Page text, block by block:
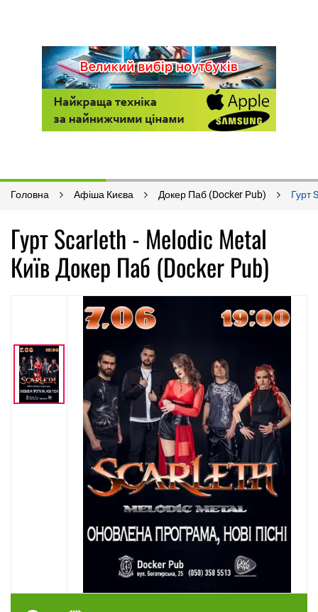
Головна Афіша Києва Докер Паб (Docker Pub) Гурт
Гурт Scarleth - Melodic Metal
Київ Докер Паб (Docker Pub)